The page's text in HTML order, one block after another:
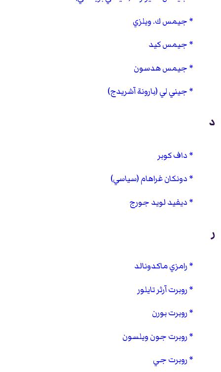
جيمس ك. ويلزي
جيمس كيد
جيمس هدسون
جيني لي (بارونة آشريدج)
د
داف كوبر
دونكان غراهام (سياسي)
ديفيد لويد جورج
ر
رامزي ماكدونالد
روبرت آرثر تايلور
روبرت بورن
روبرت جون ويلسون
روبرت جي